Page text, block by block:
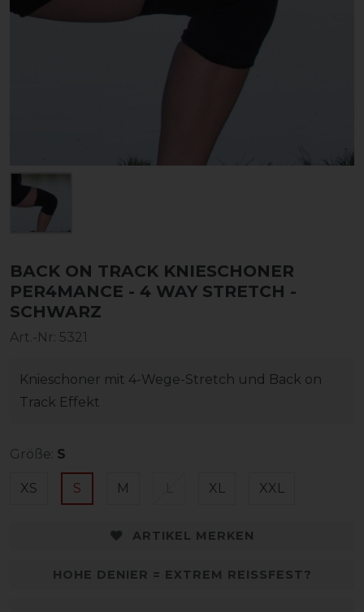
BACK ON TRACK KNIESCHONER
PER4MANCE - 4 WAY STRETCH -
SCHWARZ
Art.-Nr: 5321
Knieschoner mit 4-Wege-Stretch und Back on
Track Effekt
Größe: S
XS S M XL XXL
ARTIKEL MERKEN
HOHE DENIER = EXTREM REISSFEST?